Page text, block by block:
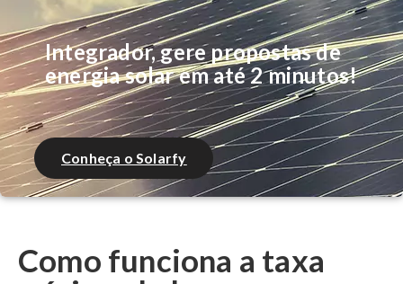
Integrador, gere propostas de
energia solar em até 2 minutos!
Conheça o Solarfy
Como funciona a taxa